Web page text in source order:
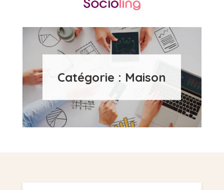
SoCioling.org
Catégorie : Maison